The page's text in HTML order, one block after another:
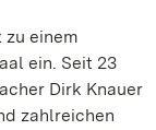
zu einem
ein. Seit 23
Dirk Knauer
zahlreichen